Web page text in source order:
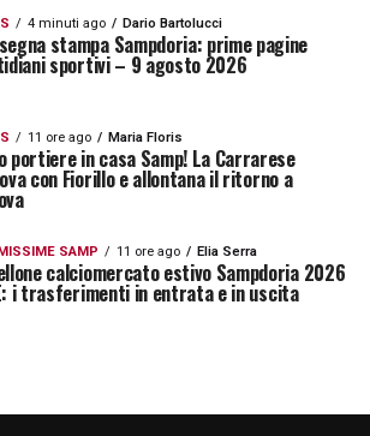
4 minuti ago Dario Bartolucci
stampa Sampdoria: prime pagine
sportivi – 9 agosto 2026
11 ore ago Maria Floris
portiere in casa Samp! La Carrarese
con Fiorillo e allontana il ritorno a
SAMP 11 ore ago Elia Serra
calciomercato estivo Sampdoria 2026
i trasferimenti in entrata e in uscita